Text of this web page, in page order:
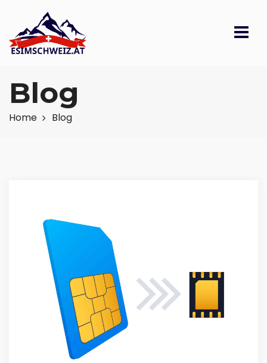
Blog
Home Blog